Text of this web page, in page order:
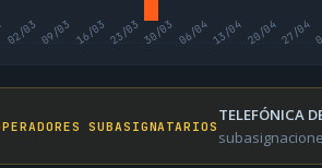
02/03 09/03 16/03 23/03 30/03 06/0413/04 20/0427/04
SUBASIGNATARIOS
TELEFÓNICA